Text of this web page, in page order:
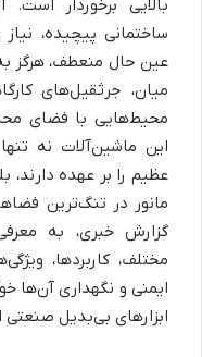
بالایی برخوردار
ساختمانی پیچیده،
عین حال منعطف، هرگز
میان، جرثقیل‌های
محیط‌هایی با فضای
این ماشین‌آلات نه
عظیم را بر عهده دارند،
مانور در تنگ‌ترین
گزارش خبری، به
مختلف، کاربردها،
ایمنی و نگهداری آن‌ها
ابزارهای بی‌بدیل صنعتی